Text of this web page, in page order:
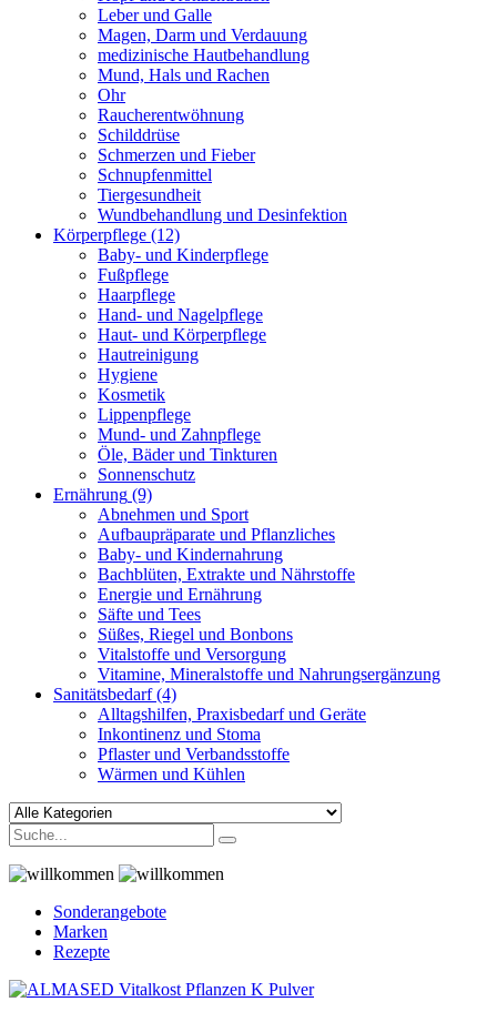
Leber und Galle
Magen, Darm und Verdauung
medizinische Hautbehandlung
Mund, Hals und Rachen
Ohr
Raucherentwöhnung
Schilddrüse
Schmerzen und Fieber
Schnupfenmittel
Tiergesundheit
Wundbehandlung und Desinfektion
Körperpflege (12)
Baby- und Kinderpflege
Fußpflege
Haarpflege
Hand- und Nagelpflege
Haut- und Körperpflege
Hautreinigung
Hygiene
Kosmetik
Lippenpflege
Mund- und Zahnpflege
Öle, Bäder und Tinkturen
Sonnenschutz
Ernährung (9)
Abnehmen und Sport
Aufbaupräparate und Pflanzliches
Baby- und Kindernahrung
Bachblüten, Extrakte und Nährstoffe
Energie und Ernährung
Säfte und Tees
Süßes, Riegel und Bonbons
Vitalstoffe und Versorgung
Vitamine, Mineralstoffe und Nahrungsergänzung
Sanitätsbedarf(4)
Alltagshilfen, Praxisbedarf und Geräte
Inkontinenz und Stoma
Pflaster und Verbandsstoffe
Wärmen und Kühlen
Sonderangebote
Marken
Rezepte